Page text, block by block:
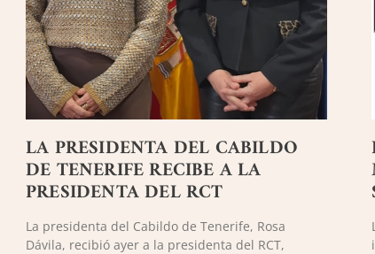
LA PRESIDENTA DEL CABILDO
DE TENERIFE RECIBE A LA
PRESIDENTA DEL RCT
La presidenta del Cabildo de Tenerife, Rosa
Dávila, recibió ayer a la presidenta del RCT,